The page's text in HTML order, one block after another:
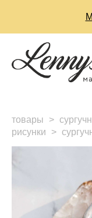
товары >
рисунки
>